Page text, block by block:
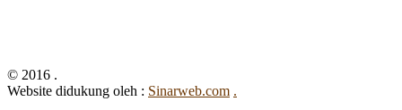
© 2016 .
Website didukung oleh : Sinarweb.com .